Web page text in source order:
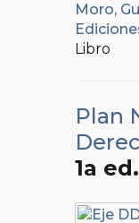
Moro,
Libro
Plan
1a ed.